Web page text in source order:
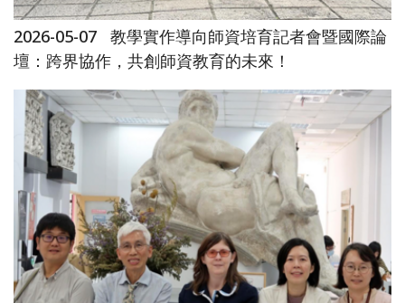
2026-05-07
教學實作導向師資培育記者會暨國際論
壇：跨界協作，共創師資教育的未來！